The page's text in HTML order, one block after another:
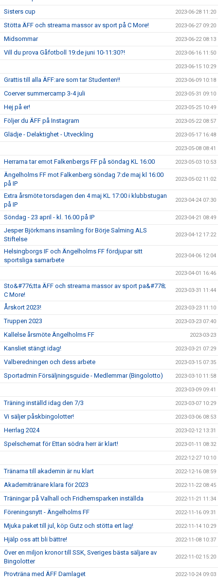
Sisters cup 2023-06-28 11:20
Stötta ÄFF och streama massor av sport på C More! 2023-06-27 09:20
Midsommar 2023-06-22 08:13
Vill du prova Gåfotboll 19:de juni 10-11:30?! 2023-06-16 11:50
2023-06-15 10:29
Grattis till alla ÄFF:are som tar Studenten!! 2023-06-09 10:18
Coerver summercamp 3-4 juli 2023-05-31 09:10
Hej på er! 2023-05-25 10:49
Följer du ÄFF på Instagram 2023-05-22 08:57
Glädje - Delaktighet - Utveckling 2023-05-17 16:48
2023-05-08 08:41
Herrarna tar emot Falkenbergs FF på söndag KL 16:00 2023-05-03 10:53
Ängelholms FF mot Falkenberg söndag 7:de maj kl 16:00
på IP
2023-05-02 11:02
Extra årsmöte torsdagen den 4 maj KL 17:00 i klubbstugan
på IP
2023-04-24 07:30
Söndag - 23 april - kl. 16.00 på IP 2023-04-21 08:49
Jesper Björkmans insamling för Börje Salming ALS
Stiftelse
2023-04-12 17:22
Helsingborgs IF och Ängelholms FF fördjupar sitt
sportsliga samarbete
2023-04-06 12:04
2023-04-01 16:46
Sto&#776;tta ÄFF och streama massor av sport pa&#778;
C More!
2023-03-31 11:44
Årskort 2023! 2023-03-23 11:10
Truppen 2023 2023-03-23 07:40
Kallelse årsmöte Ängelholms FF 2023-03-23
Kansliet stängt idag! 2023-03-21 07:29
Valberedningen och dess arbete 2023-03-15 07:35
Sportadmin Försäljningsguide - Medlemmar (Bingolotto) 2023-03-10 11:58
2023-03-09 09:41
Träning inställd idag den 7/3 2023-03-07 10:29
Vi säljer påskbingolotter! 2023-03-06 08:53
Herrlag 2024 2023-02-12 13:31
Spelschemat för Ettan södra herr är klart! 2023-01-11 08:32
2022-12-27 10:10
Tränarna till akademin är nu klart 2022-12-16 08:59
Akademitränare klara för 2023 2022-11-22 08:45
Träningar på Valhall och Fridhemsparken inställda 2022-11-21 11:34
Föreningsnytt - Ängelholms FF 2022-11-16 09:31
Mjuka paket till jul, köp Gutz och stötta ert lag! 2022-11-14 10:29
Hjälp oss att bli bättre! 2022-11-08 10:37
Över en miljon kronor till SSK, Sveriges bästa säljare av
Bingolotter
2022-11-02 15:20
Provträna med ÄFF Damlaget 2022-10-24 09:03